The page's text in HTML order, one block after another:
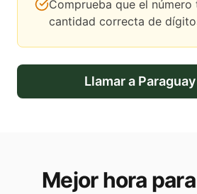
Comprueba que el número
cantidad correcta de
Llamar a Paraguay
Mejor hora